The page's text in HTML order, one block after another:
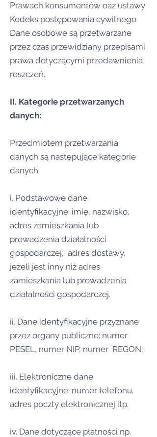
Prawach konsumentów oaz ustawy
Kodeks postępowania cywilnego.
Dane osobowe są przetwarzane
przez czas przewidziany przepisami
prawa dotyczącymi przedawnienia
roszczeń.
II. Kategorie przetwarzanych
danych:
Przedmiotem przetwarzania
danych są następujące kategorie
danych:
i. Podstawowe dane
identyfikacyjne: imię, nazwisko,
adres zamieszkania lub
prowadzenia działalności
gospodarczej, adres dostawy,
jeżeli jest inny niż adres
zamieszkania lub prowadzenia
działalności gospodarczej.
ii. Dane identyfikacyjne przyznane
przez organy publiczne: numer
PESEL, numer NIP, numer REGON;
iii. Elektroniczne dane
identyfikacyjne: numer telefonu,
adres poczty elektronicznej itp.
iv. Dane dotyczące płatności np.